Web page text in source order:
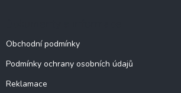
Obchodní podmínky
Podmínky ochrany osobních údajů
Reklamace